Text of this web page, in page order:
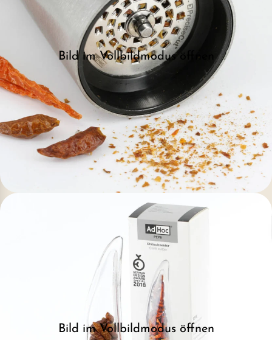
Bild im Vollbildmodus öffnen
Bild im Vollbildmodus öffnen